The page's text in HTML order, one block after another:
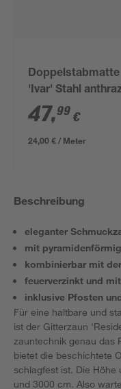
Doppelstabmatte
'Ivar' Stahl
200 x 123 cm
47,99 €
24,00 € / Meter
Beschreibung
eleganter
mit
kombinierbar mit
feuerverzinkt und
inklusive Pfosten
Für eine haltbare und
ist der Gitterzaun
zauntechnik genau das
bietet die beschichtete
schlagfest ist. Die
und 3000 cm. Also